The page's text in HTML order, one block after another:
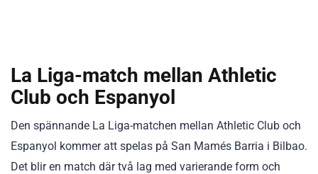
La Liga-match mellan Athletic
Club och Espanyol
Den spännande La Liga-matchen mellan Athletic Club och
Espanyol kommer att spelas på San Mamés Barria i Bilbao.
Det blir en match där två lag med varierande form och